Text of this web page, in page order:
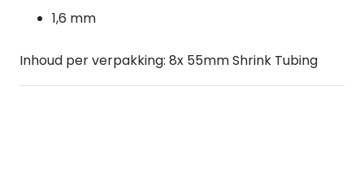
1,6 mm
Inhoud per verpakking: 8x 55mm Shrink Tubing